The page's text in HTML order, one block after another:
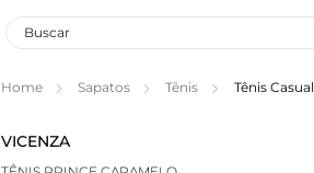
Home Sapatos Tênis Tênis Casual
VICENZA